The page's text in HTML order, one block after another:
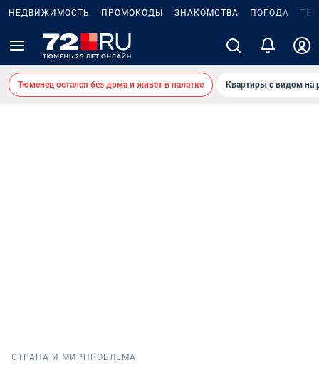
НЕДВИЖИМОСТЬ ПРОМОКОДЫ ЗНАКОМСТВА ПОГОДА
Тюменец остался без дома и живет в палатке Квартиры с видом на
СТРАНА И МИР ПРОБЛЕМА